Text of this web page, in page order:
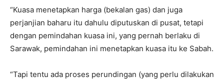
“Kuasa menetapkan harga (bekalan gas) dan juga
perjanjian baharu itu dahulu diputuskan di pusat, tetapi
dengan pemindahan kuasa ini, yang pernah berlaku di
Sarawak, pemindahan ini menetapkan kuasa itu ke Sabah.
“Tapi tentu ada proses perundingan (yang perlu dilakukan